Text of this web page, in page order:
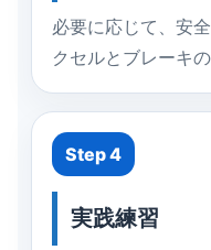
必要に応じて、安
クセルとブレーキ
Step 4
実践練習